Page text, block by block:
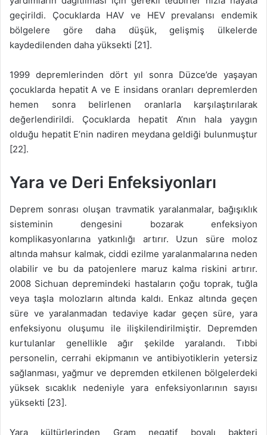
geçirildi. Çocuklarda HAV ve HEV prevalansı endemik
bölgelere göre daha düşük, gelişmiş ülkelerde
kaydedilenden daha yüksekti [21].
1999 depremlerinden dört yıl sonra Düzce’de yaşayan
çocuklarda hepatit A ve E insidans oranları depremlerden
hemen sonra belirlenen oranlarla karşılaştırılarak
değerlendirildi. Çocuklarda hepatit A’nın hala yaygın
olduğu hepatit E’nin nadiren meydana geldiği bulunmuştur
[22].
Yara ve Deri Enfeksiyonları
Deprem sonrası oluşan travmatik yaralanmalar, bağışıklık
sisteminin dengesini bozarak enfeksiyon
komplikasyonlarına yatkınlığı artırır. Uzun süre moloz
altında mahsur kalmak, ciddi ezilme yaralanmalarına neden
olabilir ve bu da patojenlere maruz kalma riskini artırır.
2008 Sichuan depremindeki hastaların çoğu toprak, tuğla
veya taşla molozların altında kaldı. Enkaz altında geçen
süre ve yaralanmadan tedaviye kadar geçen süre, yara
enfeksiyonu oluşumu ile ilişkilendirilmiştir. Depremden
kurtulanlar genellikle ağır şekilde yaralandı. Tıbbi
personelin, cerrahi ekipmanın ve antibiyotiklerin yetersiz
sağlanması, yağmur ve depremden etkilenen bölgelerdeki
yüksek sıcaklık nedeniyle yara enfeksiyonlarının sayısı
yüksekti [23].
Yara kültürlerinden Gram negatif boyalı bakteri